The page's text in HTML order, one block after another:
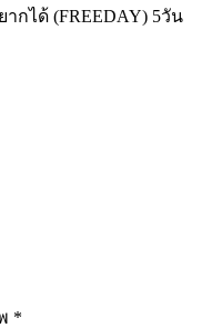
ได้ (FREEDAY) 5วัน
*